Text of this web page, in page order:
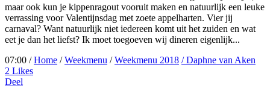
maar ook kun je kippenragout vooruit maken en natuurlijk een leuke
verrassing voor Valentijnsdag met zoete appelharten. Vier jij
carnaval? Want natuurlijk niet iedereen komt uit het zuiden en wat
eet je dan het liefst? Ik moet toegoeven wij dineren eigenlijk...
07:00 /Home /Weekmenu /Weekmenu 2018 / Daphne van Aken
2 Likes
Deel